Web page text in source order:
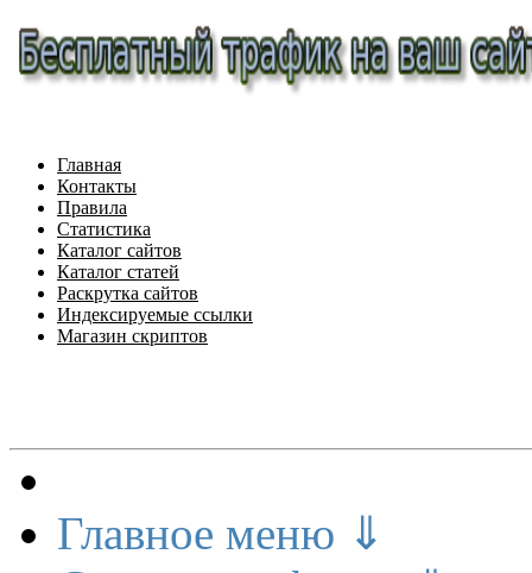
Главная
Контакты
Правила
Статистика
Каталог сайтов
Каталог статей
Раскрутка сайтов
Индексируемые ссылки
Магазин скриптов
Главное меню ⇓